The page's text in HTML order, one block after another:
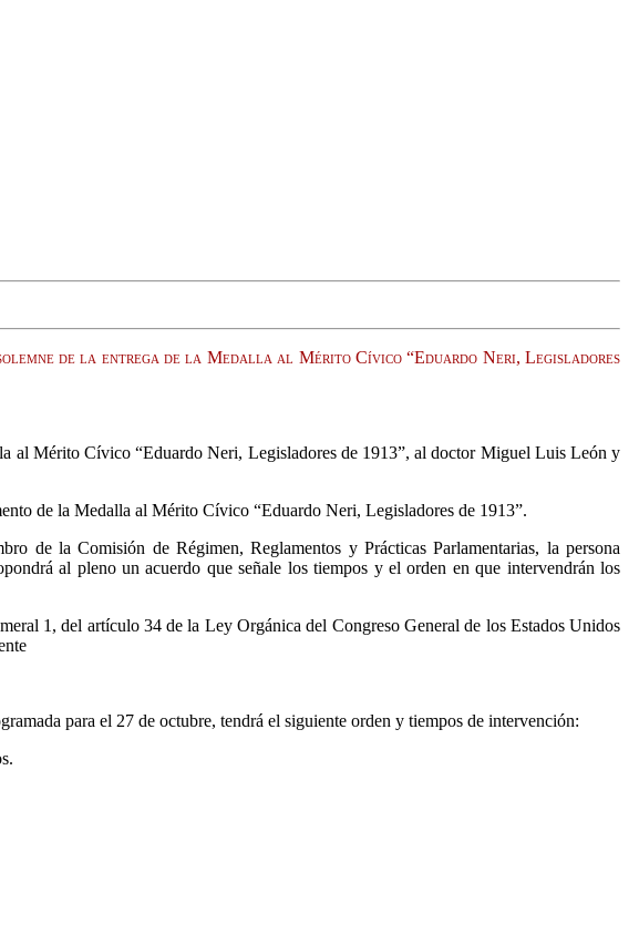
de la entrega de la Medalla al Mérito Cívico “Eduardo Neri, Legisladores
al Mérito Cívico “Eduardo Neri, Legisladores de 1913”, al doctor Miguel Luis León y
de la Medalla al Mérito Cívico “Eduardo Neri, Legisladores de 1913”.
de la Comisión de Régimen, Reglamentos y Prácticas Parlamentarias, la persona
al pleno un acuerdo que señale los tiempos y el orden en que intervendrán los
1, del artículo 34 de la Ley Orgánica del Congreso General de los Estados Unidos
para el 27 de octubre, tendrá el siguiente orden y tiempos de intervención: